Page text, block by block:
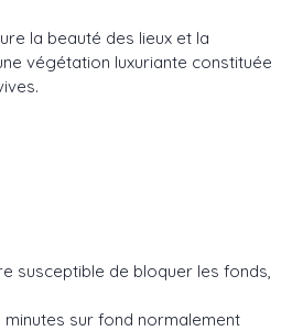
la beauté des lieux et la
végétation luxuriante constituée
susceptible de bloquer les fonds,
sur fond normalement